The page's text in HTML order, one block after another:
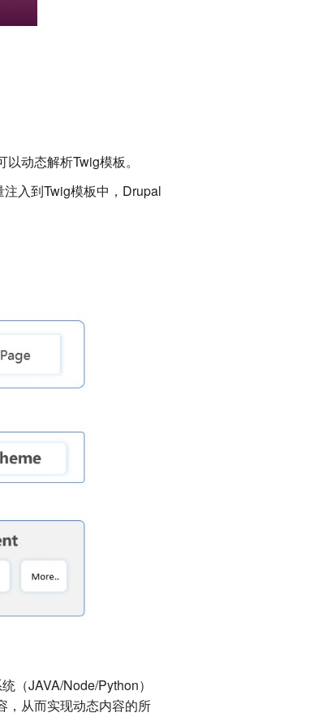
动态解析Twig模板。
入到Twig模板中，Drupal
（JAVA/Node/Python）
，从而实现动态内容的所